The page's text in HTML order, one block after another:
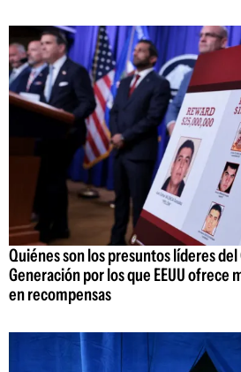
Quiénes son los presuntos líderes
Generación por los que EEUU ofrece
en recompensas